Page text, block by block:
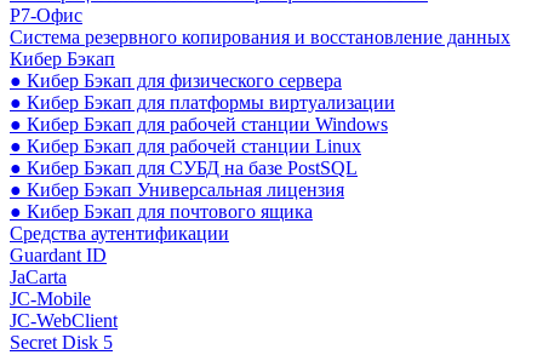
Р7-Офис
Система резервного копирования и восстановление данных
Кибер Бэкап
● Кибер Бэкап для физического сервера
● Кибер Бэкап для платформы виртуализации
● Кибер Бэкап для рабочей станции Windows
● Кибер Бэкап для рабочей станции Linux
● Кибер Бэкап для СУБД на базе PostSQL
● Кибер Бэкап Универсальная лицензия
● Кибер Бэкап для почтового ящика
Средства аутентификации
Guardant ID
JaCarta
JC-Mobile
JC-WebClient
Secret Disk 5